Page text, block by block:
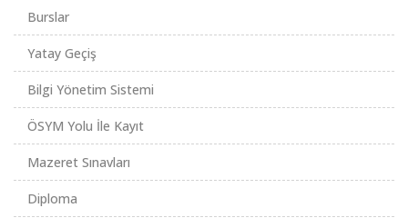
Burslar
Yatay Geçiş
Bilgi Yönetim Sistemi
ÖSYM Yolu İle Kayıt
Mazeret Sınavları
Diploma